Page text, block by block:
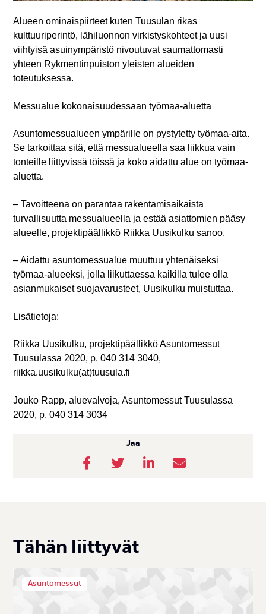
Alueen ominaispiirteet kuten Tuusulan rikas
kulttuuriperintö, lähiluonnon virkistyskohteet ja uusi
viihtyisä asuinympäristö nivoutuvat saumattomasti
yhteen Rykmentinpuiston yleisten alueiden
toteutuksessa.
Messualue kokonaisuudessaan työmaa-aluetta
Asuntomessualueen ympärille on pystytetty työmaa-aita.
Se tarkoittaa sitä, että messualueella saa liikkua vain
tonteille liittyvissä töissä ja koko aidattu alue on työmaa-
aluetta.
– Tavoitteena on parantaa rakentamisaikaista
turvallisuutta messualueella ja estää asiattomien pääsy
alueelle, projektipäällikkö Riikka Uusikulku sanoo.
– Aidattu asuntomessualue muuttuu yhtenäiseksi
työmaa-alueeksi, jolla liikuttaessa kaikilla tulee olla
asianmukaiset suojavarusteet, Uusikulku muistuttaa.
Lisätietoja:
Riikka Uusikulku, projektipäällikkö Asuntomessut
Tuusulassa 2020, p. 040 314 3040,
riikka.uusikulku(at)tuusula.fi
Jouko Rapp, aluevalvoja, Asuntomessut Tuusulassa
2020, p. 040 314 3034
Jaa
Tä­hän liit­ty­vät
Asuntomessut